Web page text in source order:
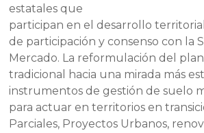
estatales que
participan en el desarrollo
de participación y consenso con la
Mercado. La reformulación del
tradicional hacia una mirada más
instrumentos de gestión de suelo
para actuar en territorios en
Parciales, Proyectos Urbanos,